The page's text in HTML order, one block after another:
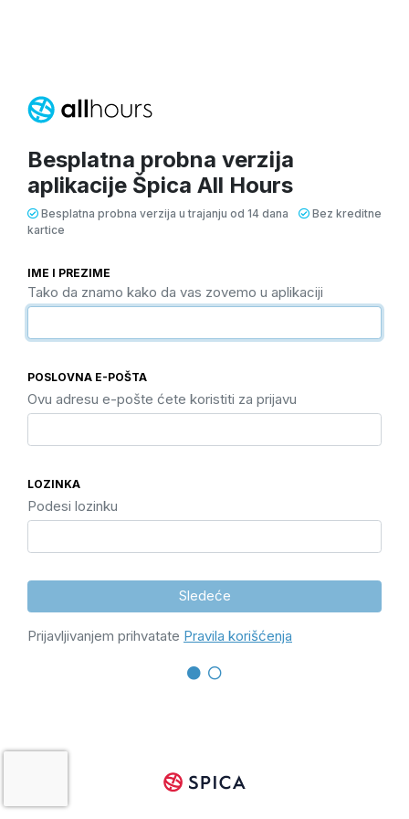
Besplatna probna verzija
aplikacije Špica All Hours
Besplatna probna verzija u trajanju od 14 dana
Bez kreditne
kartice
IME I PREZIME
Tako da znamo kako da vas zovemo u aplikaciji
POSLOVNA E-POŠTA
Ovu adresu e-pošte ćete koristiti za prijavu
LOZINKA
Podesi lozinku
Sledeće
Prijavljivanjem prihvatate Pravila korišćenja